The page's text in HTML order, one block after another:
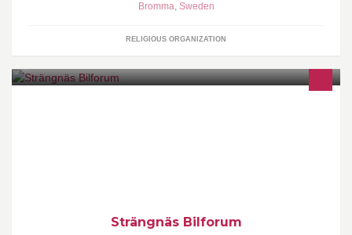
Bromma, Sweden
RELIGIOUS ORGANIZATION
Strängnäs Bilforum